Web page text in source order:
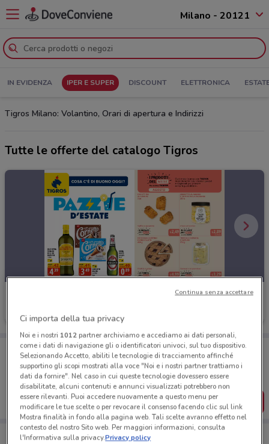
Milano - 20121
IN EVIDENZA IPER E SUPER DISCOUNT ELETTRONICA
Tigros Milano: Volantino, Orari di apertura e Indirizzi
Tutte le offerte del catalogo Tigros
Scade il 18/08
Porta DoveConviene sempre con te!
Puoi trovare le migliori offerte dei negozi vicino a te,
salvarle e creare la tua lista del risparmio, comodamente
dal tuo cellulare.
SCARICA L’APP
Ci importa della tua privacy
Noi e i nostri 1012partner archiviamo e accediamo ai dati personali,
come i dati di navigazione gli o identificatori univoci, sul tuo dispositivo.
Selezionando Accetto, abiliti le tecnologie di tracciamento affinché
supportino gli scopi mostrati alla voce "Noi e i nostri partner trattiamo i
dati da fornire". Nel caso in cui queste tecnologie dovessero essere
disabilitate, alcuni contenuti e annunci visualizzati potrebbero non
essere rilevanti. Puoi accedere nuovamente a questo menu per
modificare le tue scelte o per revocare il consenso facendo clic sul link
Mostra finalità in fondo alla pagina web. Tali scelte avranno effetto nel
contesto del nostro Sito web. Per maggiori informazioni, consulta
l'Informativa sulla privacy.Privacy policy
Continua senza accettare